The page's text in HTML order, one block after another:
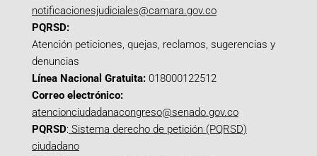
notificacionesjudiciales@camara.gov.co
PQRSD:
Atención peticiones, quejas, reclamos, sugerencias y
denuncias
Línea Nacional Gratuita: 018000122512
Correo electrónico:
atencionciudadanacongreso@senado.gov.co
PQRSD: Sistema derecho de petición (PQRSD)
ciudadano